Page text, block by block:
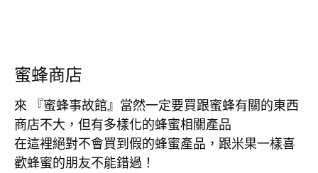
蜜蜂商店
來 『蜜蜂事故館』當然一定要買跟蜜蜂有關的東西
商店不大，但有多樣化的蜂蜜相關產品
在這裡絕對不會買到假的蜂蜜產品，跟米果一樣喜
歡蜂蜜的朋友不能錯過！